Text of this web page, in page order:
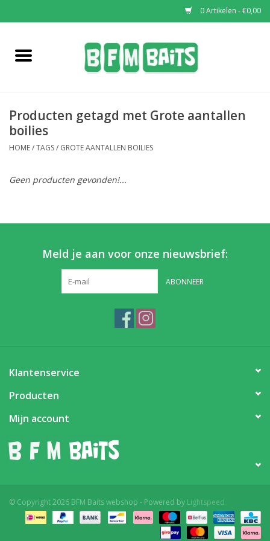
0 Artikelen - €0,00
Home
Pop-Ups
Bulk Deals
Partikels & Pellets
Producten getagd met Grote aantallen
boilies
HOME/TAGS/ GROTE AANTALLEN BOILIES
Geen producten gevonden!...
Meld je aan voor onze nieuwsbrief:
ABONNEER
Klantenservice
Producten
Mijn account
© Copyright 2026 BFM Baits webshop - Powered by Lightspeed